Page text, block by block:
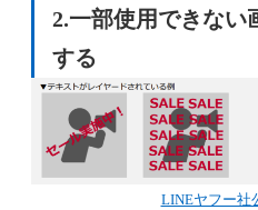
2.一部使用できない
する
LINEヤフー社